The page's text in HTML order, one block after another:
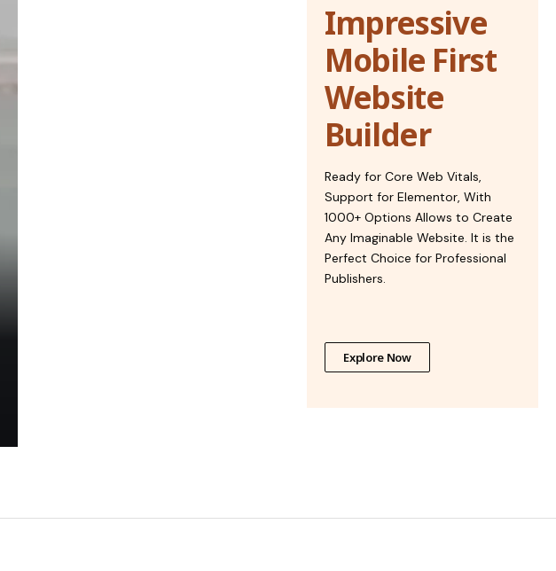
Impressive
Mobile First
Website
Builder
Ready for Core Web Vitals,
Support for Elementor, With
1000+ Options Allows to Create
Any Imaginable Website. It is the
Perfect Choice for Professional
Publishers.
Explore Now